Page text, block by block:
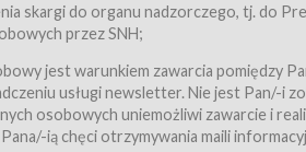
umów nabycia Karnetów i Biletów,
umów sprzedaży w Sklepie.
elektroniczną w rozumieniu ustawy z
późń. zm.). Usługi świadczone są
skargi do organu nadzorczego, tj. do
przez SNH;
jest warunkiem zawarcia pomiędzy
usługi newsletter. Nie jest Pan/-i
osobowych uniemożliwi zawarcie i
ią chęci otrzymywania maili